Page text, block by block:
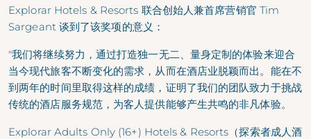
Explorar Hotels & Resorts 联合创始人兼首席营销官 Tim
Sargeant 谈到了该奖项的意义：
"我们将继续努力，通过打造独一无二、量身定制的体验来迎合
当今现代旅客不断变化的需求，从而在酒店业脱颖而出。能在不
到两年的时间里取得这样的成绩，证明了我们的团队致力于挑战
传统的酒店服务规范，为客人提供能够产生共鸣的非凡体验。
Explorar Adults Only (16+) Hotels & Resorts（探索者成人酒